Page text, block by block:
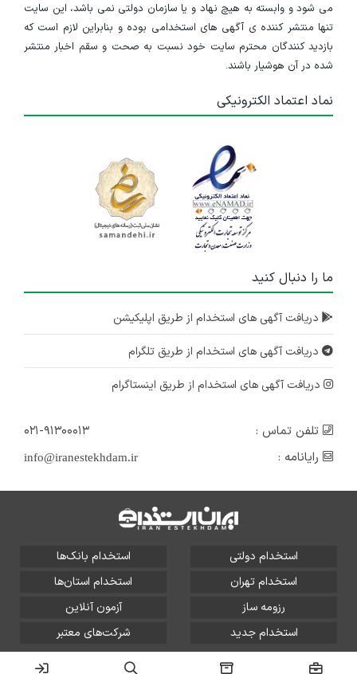
می شود و وابسته به هیچ نهاد و یا سازمان دولتی نمی باشد، این سایت
تنها منتشر کننده ی آگهی های استخدامی بوده و بنابراین لازم است که
بازدید کنندگان محترم سایت خود نسبت به صحت و سقم اخبار منتشر
شده در آن هوشیار باشند.
نماد اعتماد الکترونیکی
ما را دنبال کنید
دریافت آگهی های استخدام از طریق اپلیکیشن
دریافت آگهی های استخدام از طریق تلگرام
دریافت آگهی های استخدام از طریق اینستاگرام
تلفن تماس :
۰۲۱-۹۱۳۰۰۰۱۳
رایانامه :
info@iranestekhdam.ir
استخدام دولتی
استخدام بانک‌ها
استخدام تهران
استخدام استان‌ها
رزومه ساز
آزمون آنلاین
استخدام جدید
شرکت‌های معتبر
تمامی حقوق این سایت برای آلتین سیستم محفوظ است و هر